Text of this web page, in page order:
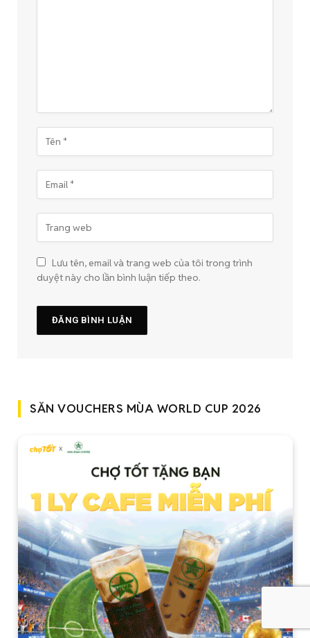
Lưu tên, email và trang web của tôi trong trình
duyệt này cho lần bình luận tiếp theo.
SĂN VOUCHERS MÙA WORLD CUP 2026